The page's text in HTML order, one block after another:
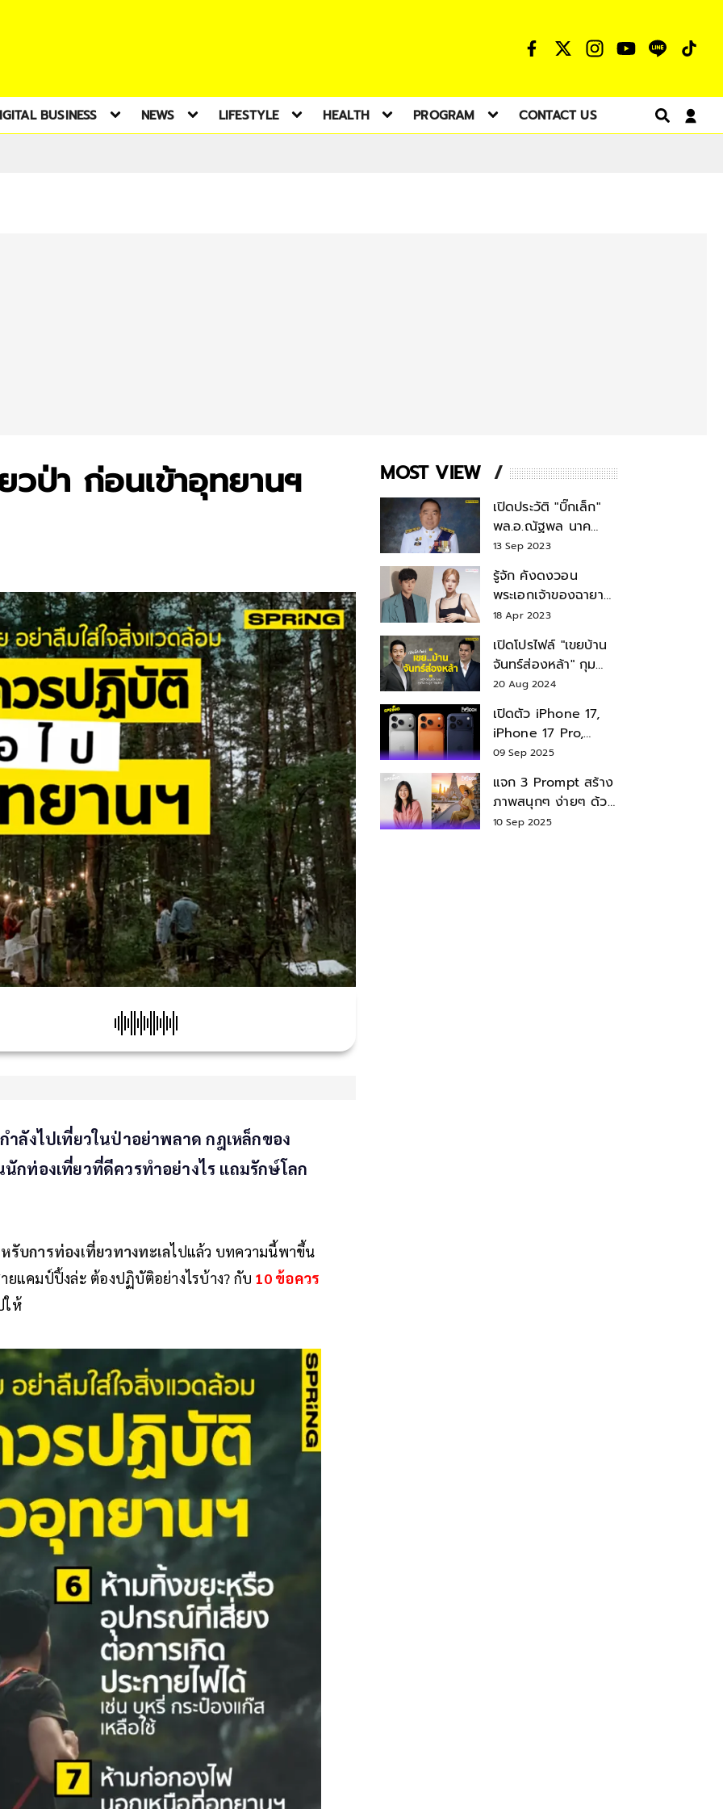
BUSINESS NEWS LIFESTYLE HEALTH PROGRAM CONTACT US
ป่า ก่อนเข้าอุทยานฯ
ำลังไปเที่ยวในป่าอย่าพลาด กฎเหล็กของ
กท่องเที่ยวที่ดีควรทำอย่างไร แถมรักษ์โลก
บการท่องเที่ยวทางทะเลไปแล้ว บทความนี้พาขึ้น
ยแคมป์ปิ้งล่ะ ต้องปฏิบัติอย่างไรบ้าง? กับ 10 ข้อควร
ให้
MOST VIEW
เปิดประวัติ "บิ๊กเล็ก"
พล.อ.ณัฐพล นาค
พาณิชย์ จากเลขาฯ
สมช.-เลขาฯ
รมว.กลาโหม
13 Sep 2023
รู้จัก คังดงวอน
พระเอกเจ้าของฉายา
สมบัติแห่งชาติ หลังมี
18 Apr 2023
เปิดโปรไฟล์ "เขยบ้าน
จันทร์ส่องหล้า" กุม
บังเหียนธุรกิจตระกูล
"ชินวัตร"
20 Aug 2024
เปิดตัว iPhone 17,
iPhone 17 Pro,
iPhone 17 Air สเปค
09 Sep 2025
แจก 3 Prompt สร้าง
ภาพสนุกๆ ง่ายๆ ด้วย
Nano Banana ใน
10 Sep 2025